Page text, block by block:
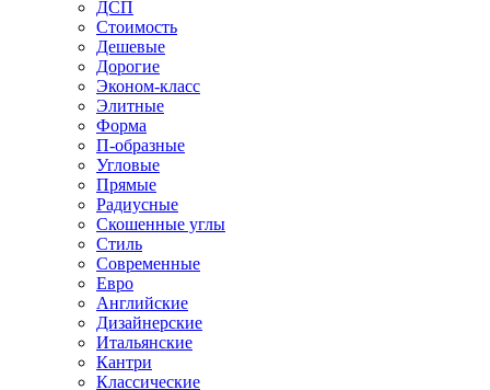
ДСП
Стоимость
Дешевые
Дорогие
Эконом-класс
Элитные
Форма
П-образные
Угловые
Прямые
Радиусные
Скошенные углы
Стиль
Современные
Евро
Английские
Дизайнерские
Итальянские
Кантри
Классические